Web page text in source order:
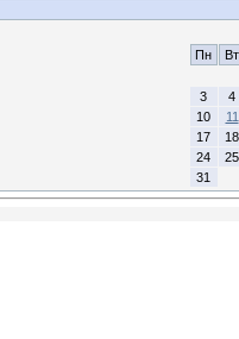
Пн Вт
3
4
10
11
17
18
24
25
31